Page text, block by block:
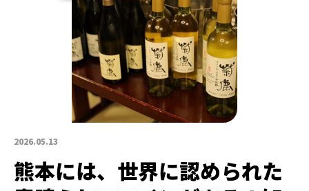
2026.05.13
熊本には、世界に認められた